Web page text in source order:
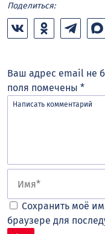
Поделиться:
Ваш адрес email не
поля помечены *
Сохранить моё
браузере для